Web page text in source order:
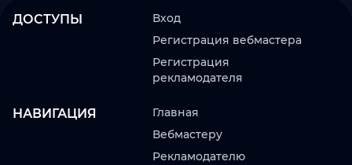
ДОСТУПЫ
Вход
Регистрация вебмастера
Регистрация
рекламодателя
НАВИГАЦИЯ
Главная
Вебмастеру
Рекламодателю